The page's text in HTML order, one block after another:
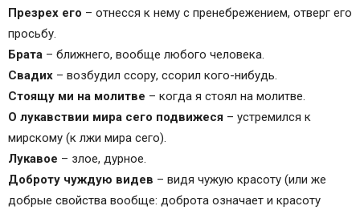
Презрех его – отнесся к нему с пренебрежением, отверг его
просьбу.
Брата – ближнего, вообще любого человека.
Свадих – возбудил ссору, ссорил кого-нибудь.
Стоящу ми на молитве – когда я стоял на молитве.
О лукавствии мира сего подвижеся – устремился к
мирскому (к лжи мира сего).
Лукавое – злое, дурное.
Доброту чуждую видев – видя чужую красоту (или же
добрые свойства вообще: доброта означает и красоту